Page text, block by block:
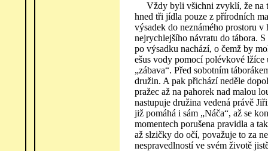
Vždy byli všichni zvyklí, že na
hned tři jídla pouze z přírodních
výsadek do neznámého prostoru
nejrychlejšího návratu do tábora.
po výsadku nachází, o čemž by
ešus vody pomocí polévkové lžíce
„zábava“. Před sobotním
družin. A pak přichází neděle
pražec až na pahorek nad malou
nastupuje družina vedená právě
již pomáhá i sám „Náča“, až se
momentech porušena pravidla a
až slzičky do očí, považuje to za
nespravedlností ve svém životě